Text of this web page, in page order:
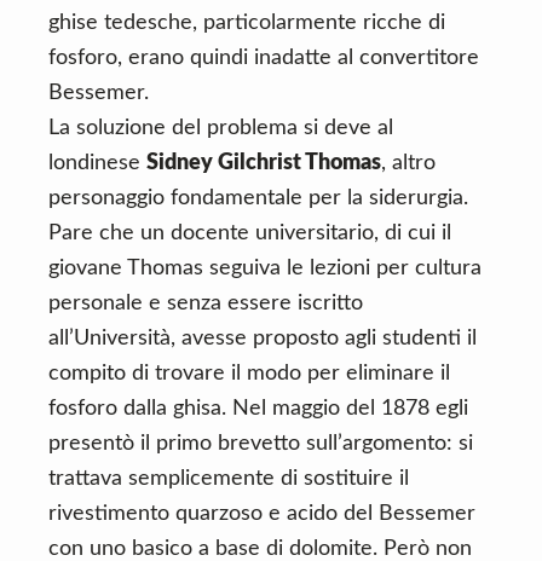
ghise tedesche, particolarmente ricche di
fosforo, erano quindi inadatte al convertitore
Bessemer.
La soluzione del problema si deve al
londinese Sidney Gilchrist Thomas, altro
personaggio fondamentale per la siderurgia.
Pare che un docente universitario, di cui il
giovane Thomas seguiva le lezioni per cultura
personale e senza essere iscritto
all’Università, avesse proposto agli studenti il
compito di trovare il modo per eliminare il
fosforo dalla ghisa. Nel maggio del 1878 egli
presentò il primo brevetto sull’argomento: si
trattava semplicemente di sostituire il
rivestimento quarzoso e acido del Bessemer
con uno basico a base di dolomite. Però non